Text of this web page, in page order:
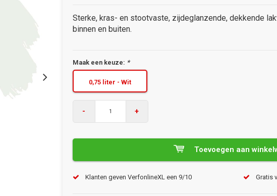
Sterke, kras- en stootvaste, zijdeglanzende, dekkende
binnen en buiten.
Maak een keuze: *
0,75 liter - Wit
- +
Toevoegen aan
Klanten geven VerfonlineXL een 9/10 Gratis